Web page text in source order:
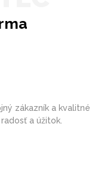
zákazník a kvalitné
a úžitok.